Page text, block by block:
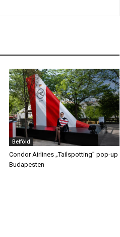
Belföld
Condor Airlines „Tailspotting” pop-up
Budapesten